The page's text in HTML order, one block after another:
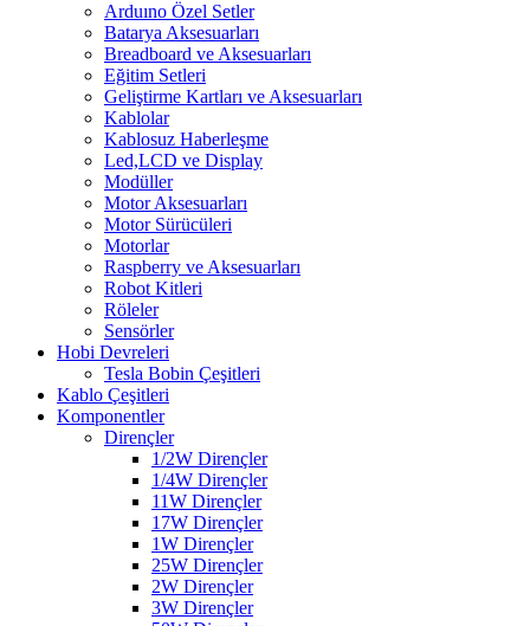
Arduıno Özel Setler
Batarya Aksesuarları
Breadboard ve Aksesuarları
Eğitim Setleri
Geliştirme Kartları ve Aksesuarları
Kablolar
Kablosuz Haberleşme
Led,LCD ve Display
Modüller
Motor Aksesuarları
Motor Sürücüleri
Motorlar
Raspberry ve Aksesuarları
Robot Kitleri
Röleler
Sensörler
Hobi Devreleri
Tesla Bobin Çeşitleri
Kablo Çeşitleri
Komponentler
Dirençler
1/2W Dirençler
1/4W Dirençler
11W Dirençler
17W Dirençler
1W Dirençler
25W Dirençler
2W Dirençler
3W Dirençler